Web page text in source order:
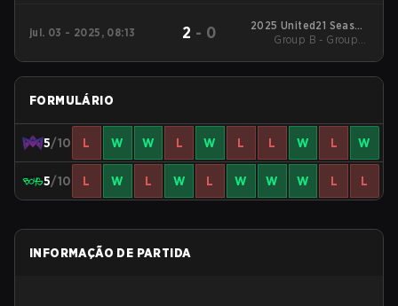
jul. 03 - 2025, 08:13 2 - 0
2025 United21 Season
34
Group B - Group B
FORMULÁRIO
5/10 L W W L W L L W L W
5/10 L W L W L W W W L L
INFORMAÇÃO DE PARTIDA